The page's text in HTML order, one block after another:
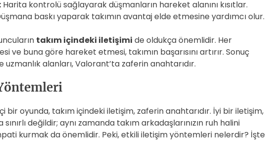
Harita kontrolü sağlayarak düşmanların hareket alanını kısıtlar.
baskı yaparak takımın avantaj elde etmesine yardımcı olur.
takım içindeki iletişimi de oldukça önemlidir. Her
ve buna göre hareket etmesi, takımın başarısını artırır. Sonuç
alanları, Valorant’ta zaferin anahtarıdır.
bir oyunda, takım içindeki iletişim, zaferin anahtarıdır. İyi bir iletişim,
değildir; aynı zamanda takım arkadaşlarınızın ruh halini
kurmak da önemlidir. Peki, etkili iletişim yöntemleri nelerdir? İşte